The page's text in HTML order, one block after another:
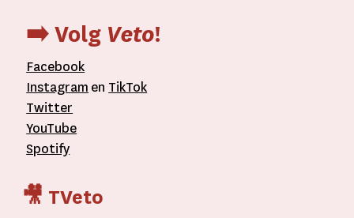
➡️ Volg Veto!
Facebook
Instagram en TikTok
Twitter
YouTube
Spotify
🎥 TVeto